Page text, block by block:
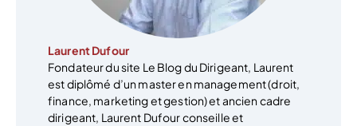
Laurent Dufour
Fondateur du site Le Blog du Dirigeant, Laurent
est diplômé d’un master en management (droit,
finance, marketing et gestion) et ancien cadre
dirigeant, Laurent Dufour conseille et